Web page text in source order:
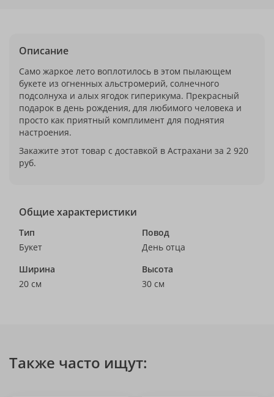
Описание
Само жаркое лето воплотилось в этом пылающем
букете из огненных альстромерий, солнечного
подсолнуха и алых ягодок гиперикума. Прекрасный
подарок в день рождения, для любимого человека и
просто как приятный комплимент для поднятия
настроения.
Закажите этот товар с доставкой в Астрахани за 2 920
руб.
Общие характеристики
Тип
Букет
Повод
День отца
Ширина
20 см
Высота
30 см
Также часто ищут: